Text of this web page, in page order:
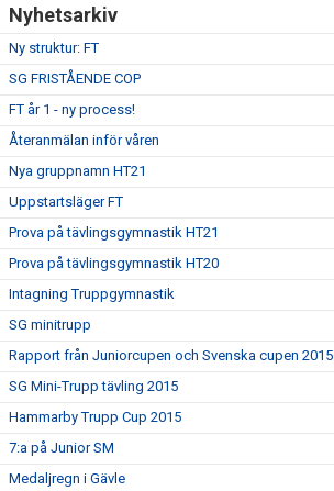
Nyhetsarkiv
Ny struktur: FT
SG FRISTÅENDE COP
FT år 1 - ny process!
Återanmälan inför våren
Nya gruppnamn HT21
Uppstartsläger FT
Prova på tävlingsgymnastik HT21
Prova på tävlingsgymnastik HT20
Intagning Truppgymnastik
SG minitrupp
Rapport från Juniorcupen och Svenska cupen 2015
SG Mini-Trupp tävling 2015
Hammarby Trupp Cup 2015
7:a på Junior SM
Medaljregn i Gävle